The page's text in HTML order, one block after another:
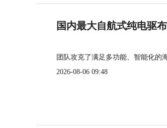
国内最大自航式纯电驱
团队攻克了满足多功能、智能化的
2026-08-06 09:48